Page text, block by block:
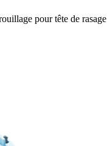
pour tête de rasage